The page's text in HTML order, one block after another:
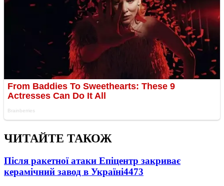
ЧИТАЙТЕ ТАКОЖ
Після ракетної атаки Епіцентр закриває
керамічний завод в Україні4473